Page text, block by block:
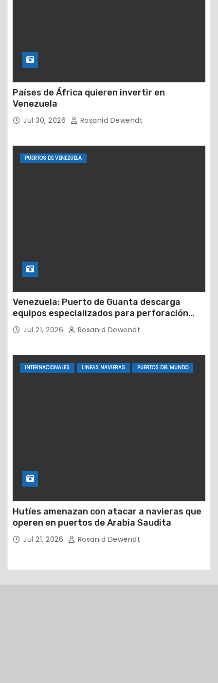
Países de África quieren invertir en
Venezuela
Jul 30, 2026 Rosanid Dewendt
PUERTOS DE VENEZUELA
Venezuela: Puerto de Guanta descarga
equipos especializados para perforación
petrolera
Jul 21, 2026 Rosanid Dewendt
INTERNACIONALES LINEAS NAVIERAS PUERTOS DEL MUNDO
Hutíes amenazan con atacar a navieras que
operen en puertos de Arabia Saudita
Jul 21, 2026 Rosanid Dewendt